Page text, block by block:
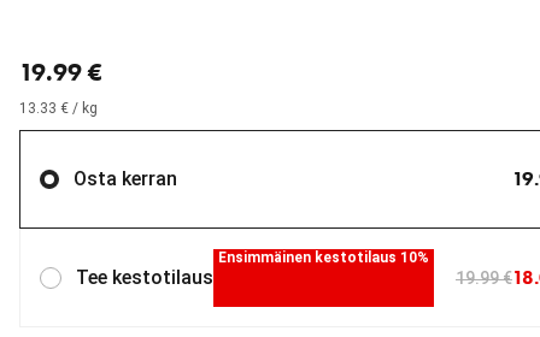
19.99 €
13.33 € / kg
Osta kerran
Tee kestotilaus
Ensimmäinen kestotilaus 10%
19.99 €